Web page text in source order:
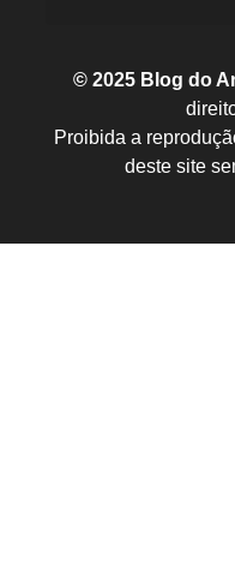
© 2025 Blog do
Proibida a
deste site